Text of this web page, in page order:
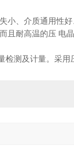
小、介质通用性
且耐高温的压 电
测及计量。采